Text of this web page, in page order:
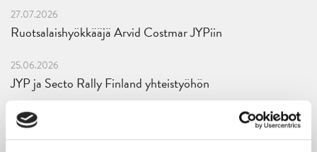
27.07.2026
Ruotsalaishyökkääjä Arvid Costmar JYPiin
25.06.2026
JYP ja Secto Rally Finland yhteistyöhön
02.06.2026
Liiga-kauden 2026-2027 otteluohjelma on julkaistu!